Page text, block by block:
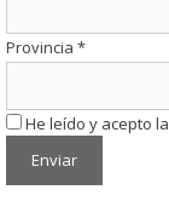
Provincia *
He leído y acepto la